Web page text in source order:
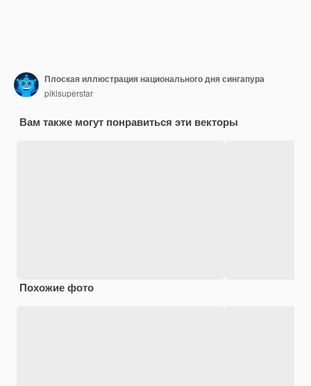
Плоская иллюстрация национального дня сингапура
pikisuperstar
Вам также могут понравиться эти векторы
Похожие фото